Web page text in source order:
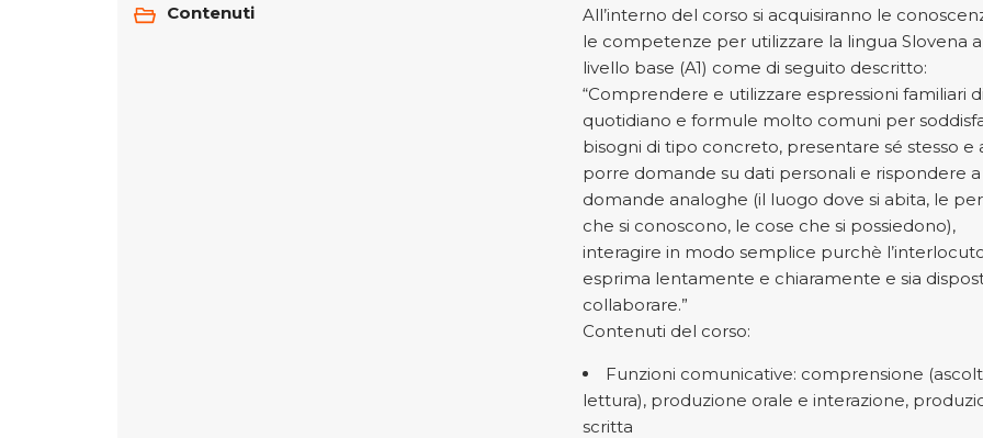
Contenuti
All’interno del corso si acquisiranno le
le competenze per utilizzare la lingua Slovena a
livello base (A1) come di seguito descritto:
“Comprendere e utilizzare espressioni familiari
quotidiano e formule molto comuni per
bisogni di tipo concreto, presentare sé stesso e
porre domande su dati personali e rispondere a
domande analoghe (il luogo dove si abita, le
che si conoscono, le cose che si possiedono),
interagire in modo semplice purchè
esprima lentamente e chiaramente e sia
collaborare.”
Contenuti del corso:
Funzioni comunicative: comprensione
lettura), produzione orale e interazione,
scritta